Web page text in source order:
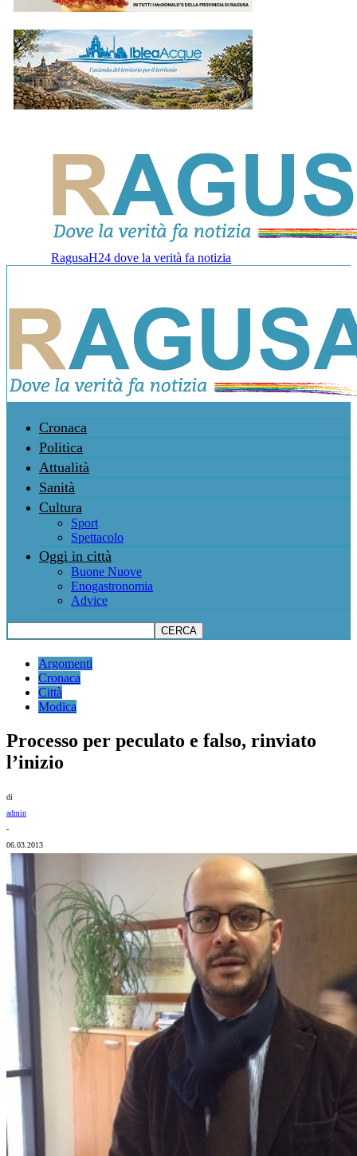
RagusaH24 dove la verità fa notizia
Cronaca
Politica
Attualità
Sanità
Cultura
Sport
Spettacolo
Oggi in città
Buone Nuove
Enogastronomia
Advice
Argomenti
Cronaca
Città
Modica
Processo per peculato e falso, rinviato
l’inizio
di
admin
-
06.03.2013